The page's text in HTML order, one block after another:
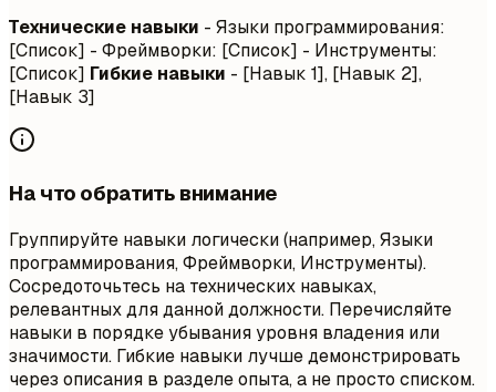
Технические навыки - Языки программирования:
[Список] - Фреймворки: [Список] - Инструменты:
[Список] Гибкие навыки - [Навык 1], [Навык 2],
[Навык 3]
На что обратить внимание
Группируйте навыки логически (например, Языки
программирования, Фреймворки, Инструменты).
Сосредоточьтесь на технических навыках,
релевантных для данной должности. Перечисляйте
навыки в порядке убывания уровня владения или
значимости. Гибкие навыки лучше демонстрировать
через описания в разделе опыта, а не просто списком.